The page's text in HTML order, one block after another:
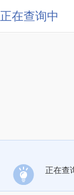
正在查询中
正在查